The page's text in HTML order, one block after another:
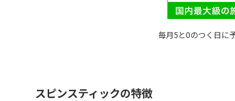
毎月5と0のつく日に
スピンスティックの特徴